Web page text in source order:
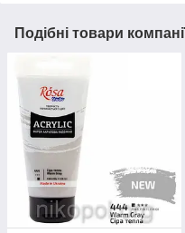
Подібні товари